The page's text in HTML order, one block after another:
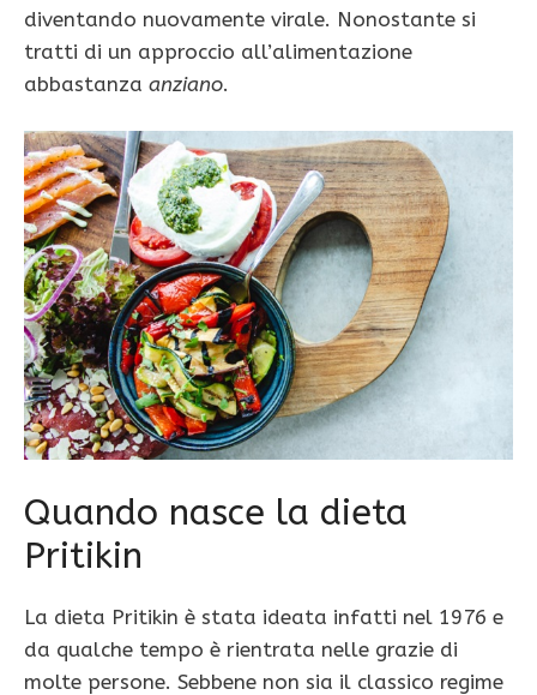
diventando nuovamente virale. Nonostante si
tratti di un approccio all’alimentazione
abbastanza anziano.
Quando nasce la dieta
Pritikin
La dieta Pritikin è stata ideata infatti nel 1976 e
da qualche tempo è rientrata nelle grazie di
molte persone. Sebbene non sia il classico regime